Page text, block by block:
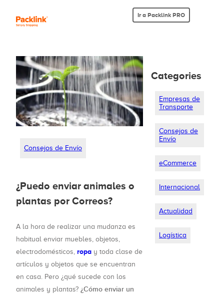
Ir a Packlink PRO
Consejos de Envío
¿Puedo enviar animales o
plantas por Correos?
A la hora de realizar una mudanza es
habitual enviar muebles, objetos,
electrodomésticos, ropa y toda clase de
artículos y objetos que se encuentran
en casa. Pero ¿qué sucede con los
animales y plantas? ¿Cómo enviar un
Categories
Empresas de
Transporte
Consejos de
Envío
eCommerce
Internacional
Actualidad
Logística